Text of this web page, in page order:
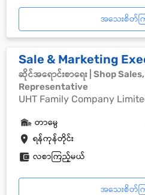
အသေးစိတ်
Sale & Marketing
ဆိုင်အရောင်းစာရေး | Shop
Representative
UHT Family Company
ရန်ကုန်တိုင်း
တာမွေ
လစာကြည့်မယ်
အသေးစိတ်